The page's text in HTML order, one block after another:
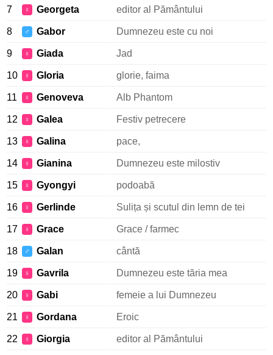
7 ♀ Georgeta editor al Pământului
8 ♂ Gabor Dumnezeu este cu noi
9 ♀ Giada Jad
10 ♀ Gloria glorie, faima
11 ♀ Genoveva Alb Phantom
12 ♀ Galea Festiv petrecere
13 ♀ Galina pace,
14 ♀ Gianina Dumnezeu este milostiv
15 ♀ Gyongyi podoabă
16 ♀ Gerlinde Sulița și scutul din lemn de tei
17 ♀ Grace Grace / farmec
18 ♂ Galan cântă
19 ♀ Gavrila Dumnezeu este tăria mea
20 ♀ Gabi femeie a lui Dumnezeu
21 ♀ Gordana Eroic
22 ♀ Giorgia editor al Pământului